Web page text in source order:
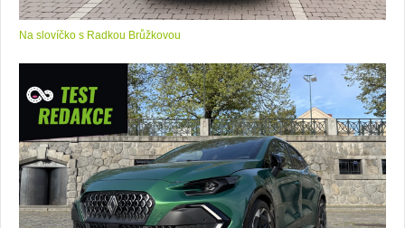
Na slovíčko s Radkou Brůžkovou